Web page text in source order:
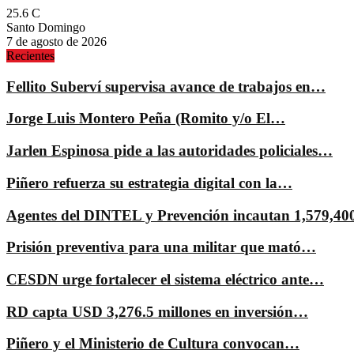
25.6 C
Santo Domingo
7 de agosto de 2026
Recientes
Fellito Suberví supervisa avance de trabajos en…
Jorge Luis Montero Peña (Romito y/o El…
Jarlen Espinosa pide a las autoridades policiales…
Piñero refuerza su estrategia digital con la…
Agentes del DINTEL y Prevención incautan
Prisión preventiva para una militar que mató…
CESDN urge fortalecer el sistema eléctrico ante…
RD capta USD 3,276.5 millones en inversión…
Piñero y el Ministerio de Cultura convocan…